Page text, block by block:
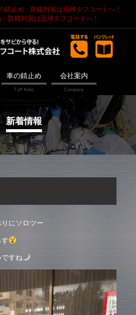
錆止め・防錆対策は琉球タフコートへ！
防錆対策は琉球タフコートへ！
車の錆止め 会社案内
新着情報
にソロツー
すね